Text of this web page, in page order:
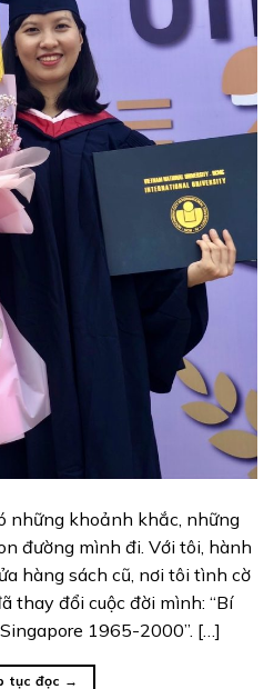
những khoảnh khắc, những
đường mình đi. Với tôi, hành
hàng sách cũ, nơi tôi tình cờ
thay đổi cuộc đời mình: “Bí
1965-2000”. […]
tục đọc →